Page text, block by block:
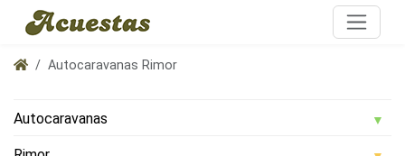
Autocaravanas Rimor